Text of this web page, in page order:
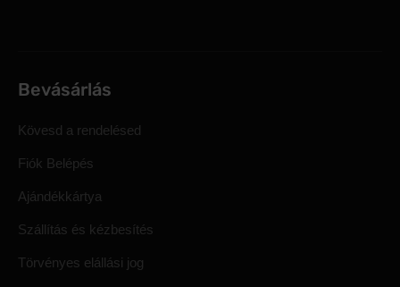
Bevásárlás
Kövesd a rendelésed
Fiók Belépés
Ajándékkártya
Szállítás és kézbesítés
Törvényes elállási jog